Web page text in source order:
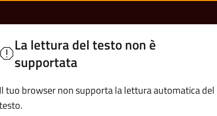
del
Servizi Vivere Vione
La lettura del testo non è
supportata
Il tuo browser non supporta la lettura automatica del